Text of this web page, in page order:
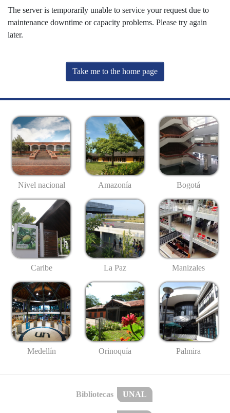
The server is temporarily unable to service your request due to
maintenance downtime or capacity problems. Please try again
later.
Take me to the home page
Nivel nacional Amazonía Bogotá
Caribe La Paz Manizales
Medellín Orinoquía Palmira
Bibliotecas UNAL